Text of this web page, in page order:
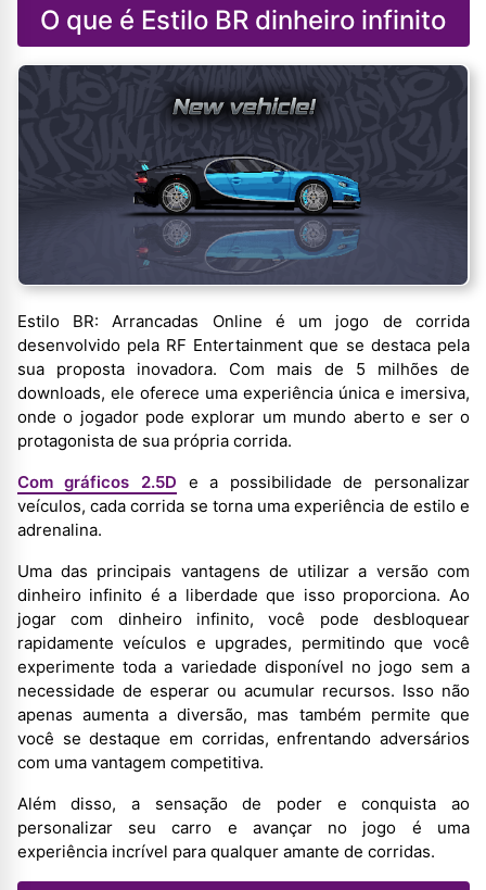
O que é Estilo BR dinheiro infinito
Estilo BR: Arrancadas Online é um jogo de corrida
desenvolvido pela RF Entertainment que se destaca pela
sua proposta inovadora. Com mais de 5 milhões de
downloads, ele oferece uma experiência única e imersiva,
onde o jogador pode explorar um mundo aberto e ser o
protagonista de sua própria corrida.
Com gráficos 2.5D e a possibilidade de personalizar
veículos, cada corrida se torna uma experiência de estilo e
adrenalina.
Uma das principais vantagens de utilizar a versão com
dinheiro infinito é a liberdade que isso proporciona. Ao
jogar com dinheiro infinito, você pode desbloquear
rapidamente veículos e upgrades, permitindo que você
experimente toda a variedade disponível no jogo sem a
necessidade de esperar ou acumular recursos. Isso não
apenas aumenta a diversão, mas também permite que
você se destaque em corridas, enfrentando adversários
com uma vantagem competitiva.
Além disso, a sensação de poder e conquista ao
personalizar seu carro e avançar no jogo é uma
experiência incrível para qualquer amante de corridas.